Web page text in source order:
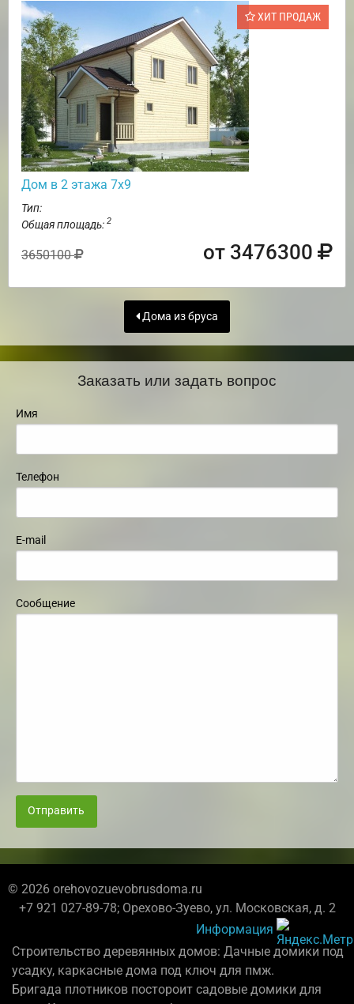
ХИТ ПРОДАЖ
Дом в 2 этажа 7х9
Тип:
Общая площадь: 2
3650100 от 3476300
Дома из бруса
Заказать или задать вопрос
Имя
Телефон
E-mail
Сообщение
Отправить
© 2026 orehovozuevobrusdoma.ru
+7 921 027-89-78; Орехово-Зуево, ул. Московская, д. 2
Информация
Строительство деревянных домов: Дачные домики под
усадку, каркасные дома под ключ для пмж.
Бригада плотников постороит садовые домики для